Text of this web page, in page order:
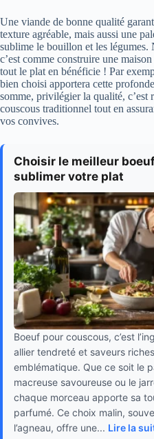
Une viande de bonne qualité
texture agréable, mais aussi une
sublime le bouillon et les légumes.
c’est comme construire une
tout le plat en bénéficie ! Par
bien choisi apportera cette
somme, privilégier la qualité, c’est
couscous traditionnel tout en
vos convives.
Choisir le meilleur
sublimer votre plat
Boeuf pour couscous, c’est
allier tendreté et saveurs
emblématique. Que ce soit le
macreuse savoureuse ou le
chaque morceau apporte sa
parfumé. Ce choix malin,
l’agneau, offre une... Lire la